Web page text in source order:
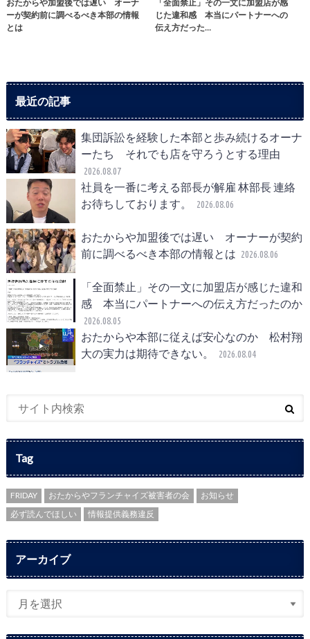
おたからや加盟後では遅い オーナ
ーが契約前に調べるべき本部の情報
とは
「全面禁止」その一文に加盟店が感
じた違和感 本当にパートナーへの
伝え方だった…
最近の記事
集団訴訟を経験した本部と歩み続けるオーナ
ーたち それでも店を守ろうとする理由
2026.08.07
社員を一番に考える部長が解雇 林部長 連絡
お待ちしております。
2026.08.06
おたからや加盟後では遅い オーナーが契約
前に調べるべき本部の情報とは 2026.08.06
「全面禁止」その一文に加盟店が感じた違和
感 本当にパートナーへの伝え方だったのか
2026.08.05
おたからや本部に従えば安心なのか 松村翔
大の実力は期待できない。
2026.08.04
Tag
FRIDAY おたからやフランチャイズ被害者の会
お知らせ
必ず読んでほしい
情報提供義務違反
アーカイブ